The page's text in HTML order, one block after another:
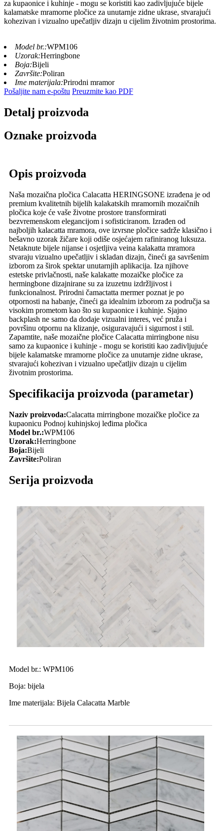
za kupaonice i kuhinje - mogu se koristiti kao zadivljujuće bijele
kalamatske mramorne pločice za unutarnje zidne ukrase, stvarajući
kohezivan i vizualno upečatljiv dizajn u cijelim životnim prostorima.
Model br.:WPM106
Uzorak:Herringbone
Boja:Bijeli
Završite:Poliran
Ime materijala:Prirodni mramor
Pošaljite nam e-poštu Preuzmite kao PDF
Detalj proizvoda
Oznake proizvoda
Opis proizvoda
Naša mozaična pločica Calacatta HERINGSONE izrađena je od
premium kvalitetnih bijelih kalakatskih mramornih mozaičnih
pločica koje će vaše životne prostore transformirati
bezvremenskom elegancijom i sofisticiranom. Izrađen od
najboljih kalacatta mramora, ove izvrsne pločice sadrže klasično i
bešavno uzorak žičare koji odiše osjećajem rafiniranog luksuza.
Netaknute bijele nijanse i osjetljiva veina kalakatta mramora
stvaraju vizualno upečatljiv i skladan dizajn, čineći ga savršenim
izborom za širok spektar unutarnjih aplikacija. Iza njihove
estetske privlačnosti, naše kalakatte mozaičke pločice za
hermingbone dizajnirane su za izuzetnu izdržljivost i
funkcionalnost. Prirodni čamactatta mermer poznat je po
otpornosti na habanje, čineći ga idealnim izborom za područja sa
visokim prometom kao što su kupaonice i kuhinje. Sjajno
backplash ne samo da dodaje vizualni interes, već pruža i
površinu otpornu na klizanje, osiguravajući i sigurnost i stil.
Zapamtite, naše mozaične pločice Calacatta mirringbone nisu
samo za kupaonice i kuhinje - mogu se koristiti kao zadivljujuće
bijele kalamatske mramorne pločice za unutarnje zidne ukrase,
stvarajući kohezivan i vizualno upečatljiv dizajn u cijelim
životnim prostorima.
Specifikacija proizvoda (parametar)
Naziv proizvoda:Calacatta mirringbone mozaičke pločice za
kupaonicu Podnoj kuhinjskoj leđima pločica
Model br.:WPM106
Uzorak:Herringbone
Boja:Bijeli
Završite:Poliran
Serija proizvoda
Model br.: WPM106
Boja: bijela
Ime materijala: Bijela Calacatta Marble